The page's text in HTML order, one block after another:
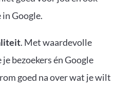
Google.
. Met waardevolle
bezoekers én Google
goed na over wat je wilt